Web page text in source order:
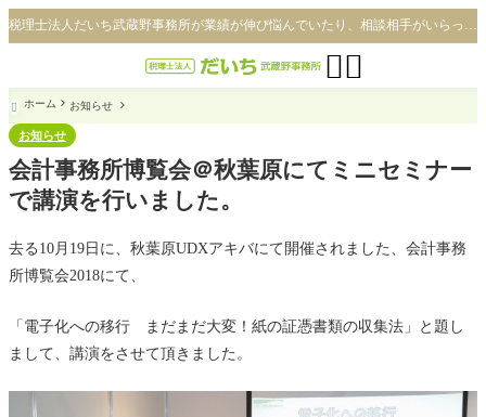
税理士法人だいち武蔵野事務所が業績が伸び悩んでいたり、相談相手がいらっしゃらない方、良きパートナーとして成功へのご案内を致します。

 ホーム お知らせ
お知らせ
会計事務所博覧会＠秋葉原にてミニセミナー
で講演を行いました。
去る10月19日に、秋葉原UDXアキバにて開催されました、会計事務
所博覧会2018にて、
「電子化への移行 まだまだ大変！紙の証憑書類の収集法」と題し
まして、講演をさせて頂きました。